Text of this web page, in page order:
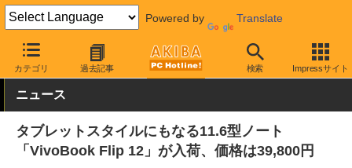
Powered by Translate
カテゴリ 過去記事 検索 Impressサイト
AKIBA PC Hotline! PC本体・ソフト ノートPC
ニュース
タブレットスタイルにもなる11.6型ノート
「VivoBook Flip 12」が入荷、価格は39,800円